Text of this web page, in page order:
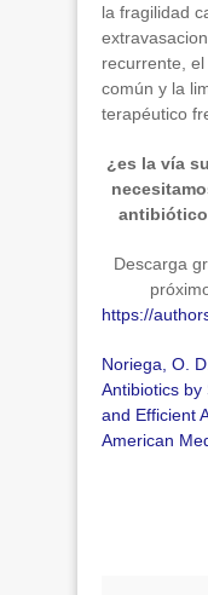
la fragilidad
recurrente,
común y la
terapéutico
¿es la vía
Descarga
https://
Noriega, O.
Antibiotics by
and Efficient
American